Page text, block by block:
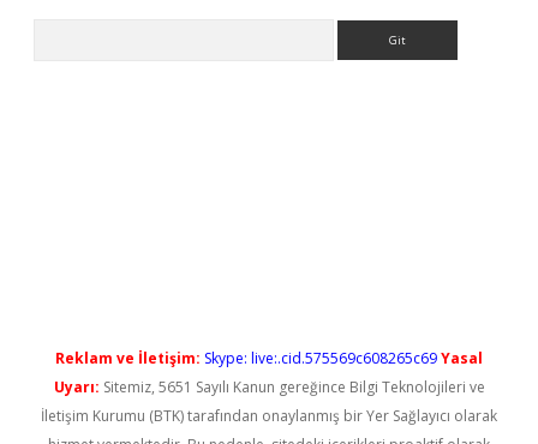
Reklam ve İletişim: Skype: live:.cid.575569c608265c69Yasal
Uyarı: Sitemiz, 5651 Sayılı Kanun gereğince Bilgi Teknolojileri ve
İletişim Kurumu (BTK) tarafından onaylanmış bir Yer Sağlayıcı olarak